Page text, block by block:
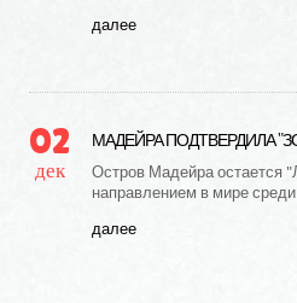
далее
02
дек
МАДЕЙРА ПОДТВЕРДИЛА
Остров Мадейра остается
направлением в мире
далее